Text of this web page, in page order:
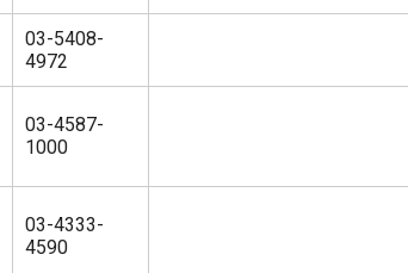
03-5408-
4972
03-4587-
1000
03-4333-
4590